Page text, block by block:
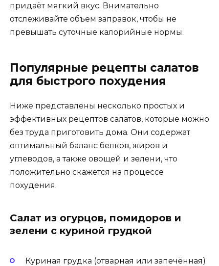
придаёт мягкий вкус. Внимательно
отслеживайте объём заправок, чтобы не
превышать суточные калорийные нормы.
Популярные рецепты салатов
для быстрого похудения
Ниже представлены несколько простых и
эффективных рецептов салатов, которые можно
без труда приготовить дома. Они содержат
оптимальный баланс белков, жиров и
углеводов, а также овощей и зелени, что
положительно скажется на процессе
похудения.
Салат из огурцов, помидоров и
зелени с куриной грудкой
Куриная грудка (отварная или запечённая)